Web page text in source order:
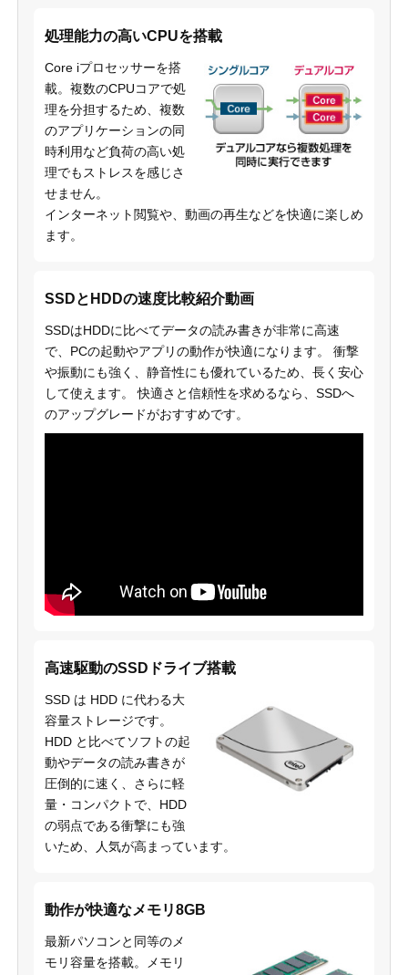
処理能力の高いCPUを搭載
Core iプロセッサーを搭
載。複数のCPUコアで処
理を分担するため、複数
のアプリケーションの同
時利用など負荷の高い処
理でもストレスを感じさ
せません。
インターネット閲覧や、動画の再生などを快適に楽しめ
ます。
SSDとHDDの速度比較紹介動画
SSDはHDDに比べてデータの読み書きが非常に高速
で、PCの起動やアプリの動作が快適になります。 衝撃
や振動にも強く、静音性にも優れているため、長く安心
して使えます。 快適さと信頼性を求めるなら、SSDへ
のアップグレードがおすすめです。
高速駆動のSSDドライブ搭載
SSD は HDD に代わる大
容量ストレージです。
HDD と比べてソフトの起
動やデータの読み書きが
圧倒的に速く、さらに軽
量・コンパクトで、HDD
の弱点である衝撃にも強
いため、人気が高まっています。
動作が快適なメモリ8GB
最新パソコンと同等のメ
モリ容量を搭載。メモリ